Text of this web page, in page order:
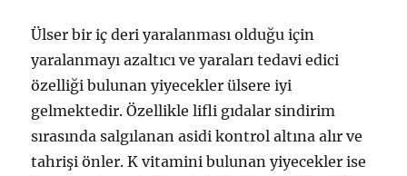
Ülser bir iç deri yaralanması olduğu için
yaralanmayı azaltıcı ve yaraları tedavi edici
özelliği bulunan yiyecekler ülsere iyi
gelmektedir. Özellikle lifli gıdalar sindirim
sırasında salgılanan asidi kontrol altına alır ve
tahrişi önler. K vitamini bulunan yiyecekler ise